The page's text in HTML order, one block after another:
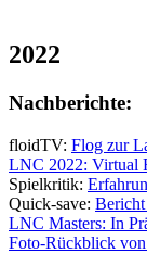
2022
Nachberichte:
floidTV: Flog zur
LNC 2022: Virtual
Spielkritik:
Quick-save:
LNC Masters: In
Foto-Rückblick